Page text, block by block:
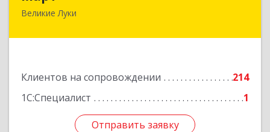
Великие Луки
Клиентов на сопровождении
214
1С:Специалист
1
Отправить заявку
182113, Псковская обл, Великие Луки г,
Отправить заявку